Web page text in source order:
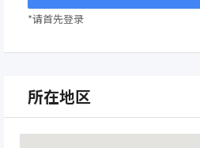
*请首先登录
所在地区